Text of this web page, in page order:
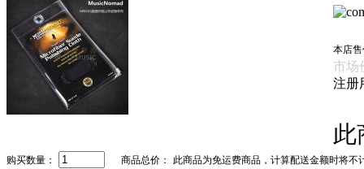
本店
市场
注册
此
购买数量： 商品总价： 此商品为免运费商品，计算配送金额时将不